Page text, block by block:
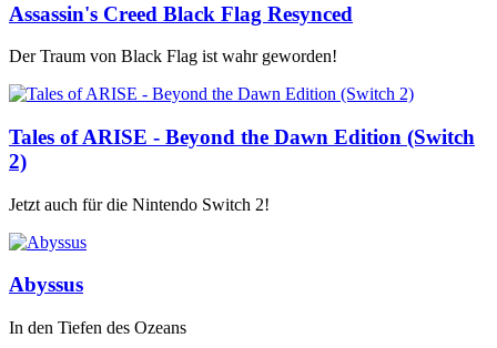
Assassin's Creed Black Flag Resynced
Der Traum von Black Flag ist wahr geworden!
Tales of ARISE - Beyond the Dawn Edition (Switch
2)
Jetzt auch für die Nintendo Switch 2!
Abyssus
In den Tiefen des Ozeans